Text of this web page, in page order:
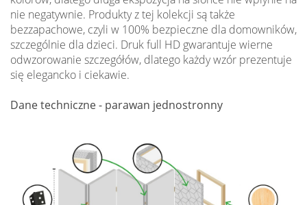
nie negatywnie. Produkty z tej kolekcji są także
bezzapachowe, czyli w 100% bezpieczne dla domowników,
szczególnie dla dzieci. Druk full HD gwarantuje wierne
odwzorowanie szczegółów, dlatego każdy wzór prezentuje
się elegancko i ciekawie.
Dane techniczne - parawan jednostronny